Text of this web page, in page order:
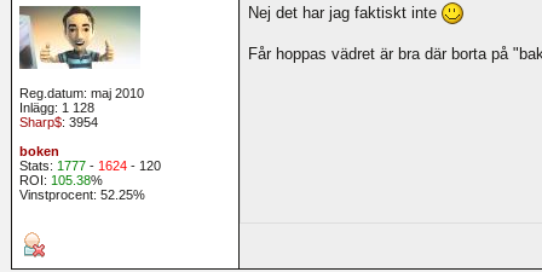
Reg.datum: maj 2010
Inlägg: 1 128
Sharp$: 3954
boken
Stats: 1777 - 1624 - 120
ROI: 105.38%
Vinstprocent: 52.25%
Nej det har jag faktiskt inte
Får hoppas vädret är bra där borta på